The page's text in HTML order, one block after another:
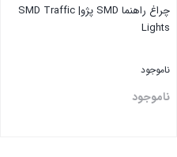
چراغ راهنما SMD پژو| SMD Traffic
Lights
ناموجود
ناموجود